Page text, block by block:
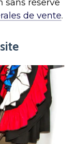
sans réserve
de vente.